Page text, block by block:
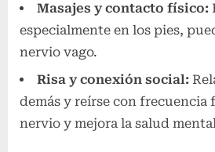
Masajes y contacto físico:
especialmente en los pies,
nervio vago.
Risa y conexión social:
demás y reírse con frecuencia
nervio y mejora la salud